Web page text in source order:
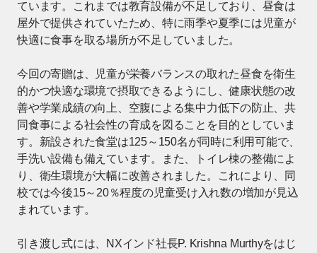
ています。これまでは教育設備が不足しており、昼食は
屋外で提供されていたため、特に雨季や夏季には児童が
快適に食事を取る場所が不足していました。
今回の寄贈は、児童が栄養バランスの取れた昼食を衛生
的かつ快適な環境で摂取できるようにし、健康状態の改
善や学業成績の向上、空腹による集中力低下の防止、共
同食事による社会性の育成を図ることを目的としていま
す。新設された食堂は125～150名が同時に利用可能で、
手洗い設備も備えています。また、トイレ棟の整備によ
り、衛生環境が大幅に改善されました。これにより、同
校では今後15～20％程度の児童受け入れ数の増加が見込
まれています。
引き渡し式には、NXインド社長P. Krishna Murthyをはじ